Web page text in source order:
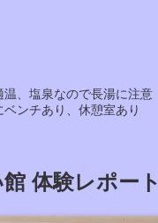
泉なので長湯に注意
あり、休憩室あり
体験レポート